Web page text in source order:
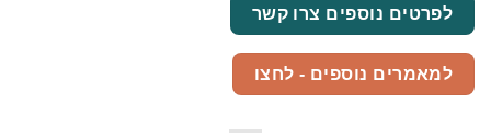
לפרטים נוספים צרו קשר
למאמרים נוספים - לחצו